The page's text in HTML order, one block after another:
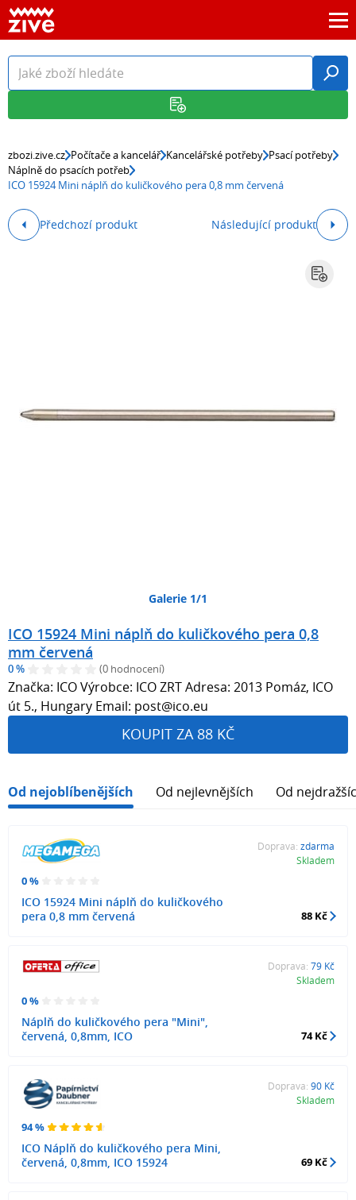
zbozi.zive.cz Počítače a kancelář Kancelářské potřeby Psací potřeby
Náplně do psacích potřeb
ICO 15924 Mini náplň do kuličkového pera 0,8 mm červená
Předchozí produkt Následující produkt
Galerie 1/1
ICO 15924 Mini náplň do kuličkového pera 0,8
mm červená
0 % (0 hodnocení)
Značka: ICO Výrobce: ICO ZRT Adresa: 2013 Pomáz, ICO
út 5., Hungary Email: post@ico.eu
KOUPIT ZA 88 KČ
Od nejoblíbenějších Od nejlevnějších Od
0 %
ICO 15924 Mini náplň do kuličkového
pera 0,8 mm červená
Doprava: zdarma
Skladem
88 Kč
0 %
Náplň do kuličkového pera "Mini",
červená, 0,8mm, ICO
Doprava: 79 Kč
Skladem
74 Kč
94 %
ICO Náplň do kuličkového pera Mini,
červená, 0,8mm, ICO 15924
Doprava: 90 Kč
Skladem
69 Kč